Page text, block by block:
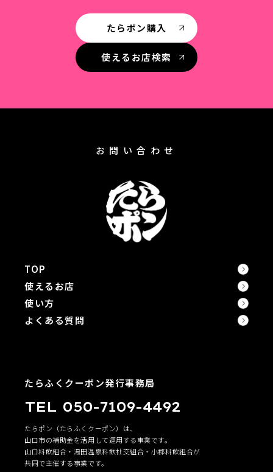
たらポン購入
使えるお店検索
お問い合わせ
TOP
使えるお店
使い方
よくある質問
たらふくクーポン発行事務局
TEL 050-7109-4492
たらポン（たらふくクーポン）は、
山口市の補助金を活用して運用する事業です。
山口料飲組合・湯田温泉料飲社交組合・小郡料飲組合が
共同で主催する事業です。